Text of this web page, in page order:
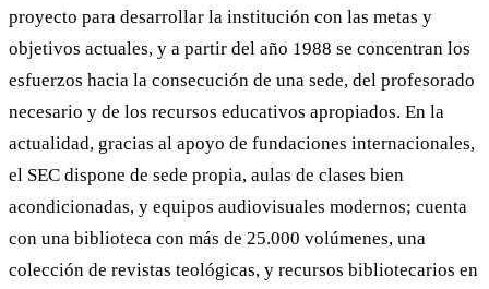
proyecto para desarrollar la institución con las metas y
objetivos actuales, y a partir del año 1988 se concentran los
esfuerzos hacia la consecución de una sede, del profesorado
necesario y de los recursos educativos apropiados. En la
actualidad, gracias al apoyo de fundaciones internacionales,
el SEC dispone de sede propia, aulas de clases bien
acondicionadas, y equipos audiovisuales modernos; cuenta
con una biblioteca con más de 25.000 volúmenes, una
colección de revistas teológicas, y recursos bibliotecarios en